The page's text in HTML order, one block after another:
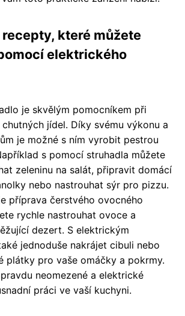
které můžete
elektrického
je skvělým pomocníkem při
jídel. Díky svému výkonu a
je možné s ním vyrobit pestrou
s pomocí struhadla můžete
zeleninu na salát, připravit domácí
nebo nastrouhat sýr pro pizzu.
příprava čerstvého ovocného
rychle nastrouhat ovoce a
dezert. S elektrickým
jednoduše nakrájet cibuli nebo
plátky pro vaše omáčky a pokrmy.
neomezené a elektrické
práci ve vaší kuchyni.